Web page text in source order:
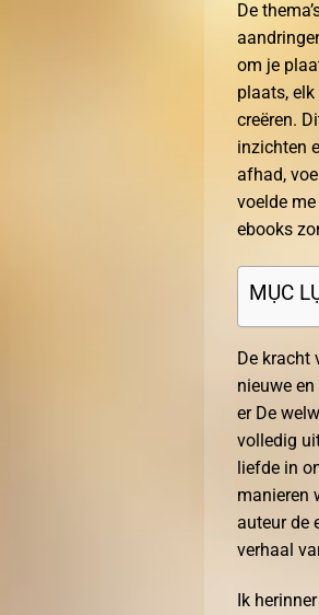
De
om je
plaats,
creëren.
inzichten
afhad,
voelde
ebooks
MỤC
De kracht
nieuwe
er De
volledig
liefde in
manieren
auteur de
verhaal
Ik